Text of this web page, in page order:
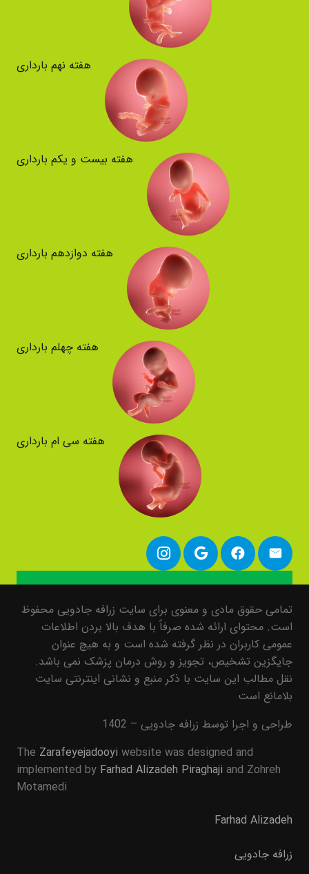
هفته نهم بارداری
هفته بیست و یکم بارداری
هفته دوازدهم بارداری
هفته چهلم بارداری
هفته سی ام بارداری
تمامی حقوق مادی و معنوی برای سایت زرافه جادویی محفوظ
است. محتوای ارائه شده صرفاً با هدف بالا بردن اطلاعات
عمومی کاربران در نظر گرفته شده است و به هیچ عنوان
جایگزین تشخیص، تجویز و روش درمان پزشک نمی باشد.
نقل مطالب این سایت با ذکر منبع و نشانی اینترنتی سایت
بلامانع است
طراحی و اجرا توسط زرافه جادویی – 1402
The Zarafeyejadooyi website was designed and
implemented by Farhad Alizadeh Piraghaji and Zohreh
Motamedi
Farhad Alizadeh
زرافه جادویی